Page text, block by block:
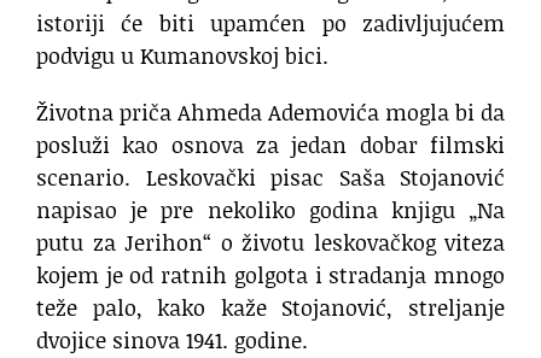
istoriji će biti upamćen po zadivljujućem
podvigu u Kumanovskoj bici.
Životna priča Ahmeda Ademovića mogla bi da
posluži kao osnova za jedan dobar filmski
scenario. Leskovački pisac Saša Stojanović
napisao je pre nekoliko godina knjigu „Na
putu za Jerihon“ o životu leskovačkog viteza
kojem je od ratnih golgota i stradanja mnogo
teže palo, kako kaže Stojanović, streljanje
dvojice sinova 1941. godine.